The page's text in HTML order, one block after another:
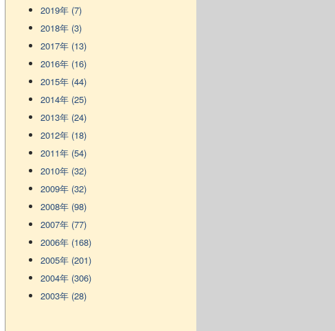
2019年 (7)
2018年 (3)
2017年 (13)
2016年 (16)
2015年 (44)
2014年 (25)
2013年 (24)
2012年 (18)
2011年 (54)
2010年 (32)
2009年 (32)
2008年 (98)
2007年 (77)
2006年 (168)
2005年 (201)
2004年 (306)
2003年 (28)